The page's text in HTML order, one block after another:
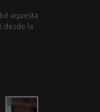
aquesta
desde la